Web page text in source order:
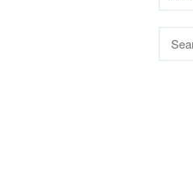
for: